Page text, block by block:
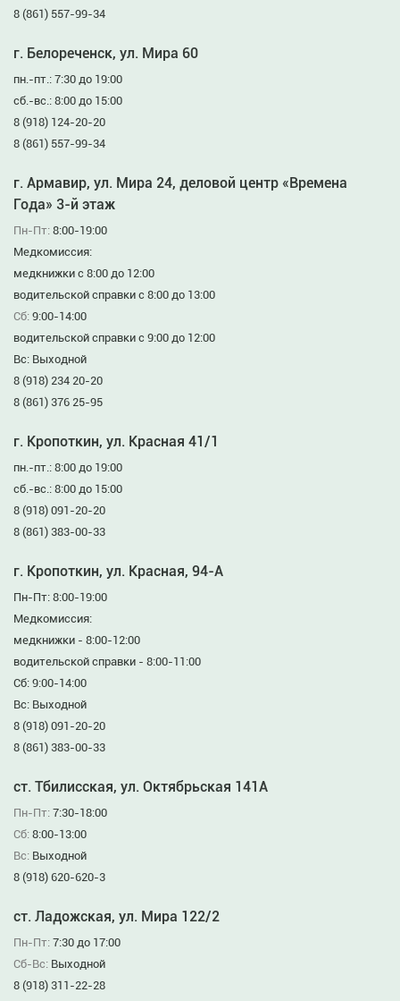
8 (861) 557-99-34
г. Белореченск, ул. Мира 60
пн.-пт.: 7:30 до 19:00
сб.-вс.: 8:00 до 15:00
8 (918) 124-20-20
8 (861) 557-99-34
г. Армавир, ул. Мира 24, деловой центр «Времена
Года» 3-й этаж
Пн-Пт: 8:00-19:00
Медкомиссия:
медкнижки с 8:00 до 12:00
водительской справки с 8:00 до 13:00
Сб: 9:00-14:00
водительской справки с 9:00 до 12:00
Вс: Выходной
8 (918) 234 20-20
8 (861) 376 25-95
г. Кропоткин, ул. Красная 41/1
пн.-пт.: 8:00 до 19:00
сб.-вс.: 8:00 до 15:00
8 (918) 091-20-20
8 (861) 383-00-33
г. Кропоткин, ул. Красная, 94-А
Пн-Пт: 8:00-19:00
Медкомиссия:
медкнижки - 8:00-12:00
водительской справки - 8:00-11:00
Сб: 9:00-14:00
Вс: Выходной
8 (918) 091-20-20
8 (861) 383-00-33
ст. Тбилисская, ул. Октябрьская 141А
Пн-Пт: 7:30-18:00
Сб: 8:00-13:00
Вс: Выходной
8 (918) 620-620-3
ст. Ладожская, ул. Мира 122/2
Пн-Пт: 7:30 до 17:00
Сб-Вс: Выходной
8 (918) 311-22-28